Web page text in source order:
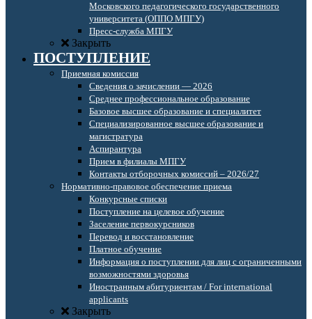
Московского педагогического государственного
университета (ОППО МПГУ)
Пресс-служба МПГУ
Закрыть
ПОСТУПЛЕНИЕ
Приемная комиссия
Сведения о зачислении — 2026
Среднее профессиональное образование
Базовое высшее образование и специалитет
Специализированное высшее образование и
магистратура
Аспирантура
Прием в филиалы МПГУ
Контакты отборочных комиссий – 2026/27
Нормативно-правовое обеспечение приема
Конкурсные списки
Поступление на целевое обучение
Заселение первокурсников
Перевод и восстановление
Платное обучение
Информация о поступлении для лиц с ограниченными
возможностями здоровья
Иностранным абитуриентам / For international
applicants
Закрыть